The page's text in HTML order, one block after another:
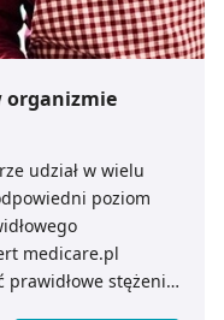
organizmie
udział w wielu
poziom
medicare.pl
stężenie